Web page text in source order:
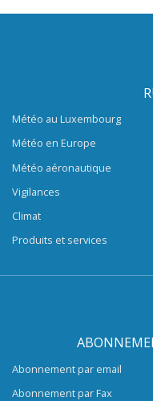
Météo au Luxembourg
Météo en Europe
Météo aéronautique
Vigilances
Climat
Produits et services
Abonnement par email
Abonnement par Fax